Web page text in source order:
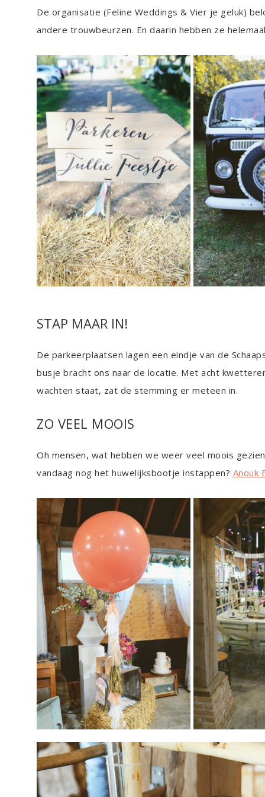
De organisatie (Feline Weddings & Vier je geluk)
andere trouwbeurzen. En daarin hebben ze
STAP MAAR IN!
De parkeerplaatsen lagen een eindje van de
busje bracht ons naar de locatie. Met acht
wachten staat, zat de stemming er meteen in.
ZO VEEL MOOIS
Oh mensen, wat hebben we weer veel moois
vandaag nog het huwelijksbootje instappen? Anouk